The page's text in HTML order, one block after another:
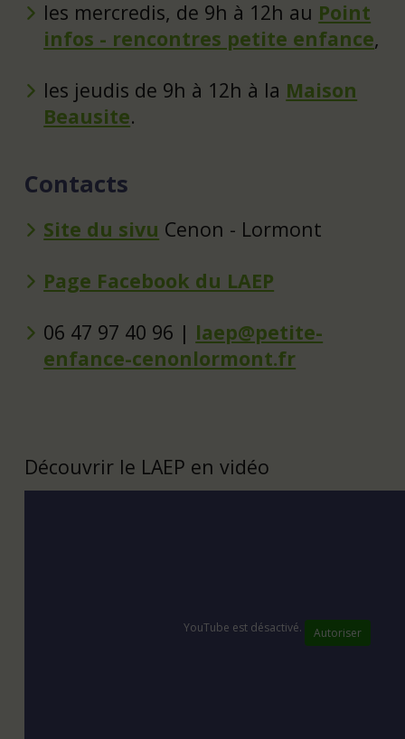
les mercredis, de 9h à 12h au Point
infos - rencontres petite enfance,
les jeudis de 9h à 12h à la Maison
Beausite.
Contacts
Site du sivu Cenon - Lormont
Page Facebook du LAEP
06 47 97 40 96 | laep@petite-
enfance-cenonlormont.fr
Découvrir le LAEP en vidéo
YouTube est désactivé. Autoriser